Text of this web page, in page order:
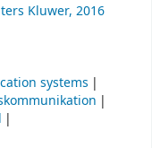
Kluwer, 2016
systems